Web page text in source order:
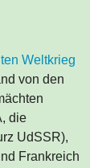
Weltkrieg
von den
die
UdSSR),
Frankreich